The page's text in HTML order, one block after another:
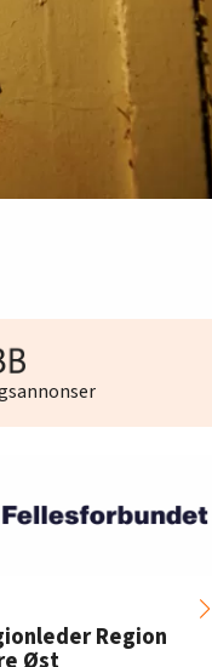
Region